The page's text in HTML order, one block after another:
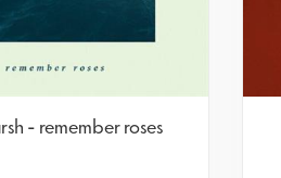
- remember roses